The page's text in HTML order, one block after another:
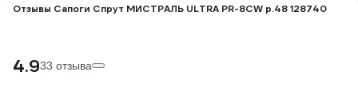
Отзывы Сапоги Спрут МИСТРАЛЬ ULTRA PR-8CW р.48 128740
4.933 отзыва